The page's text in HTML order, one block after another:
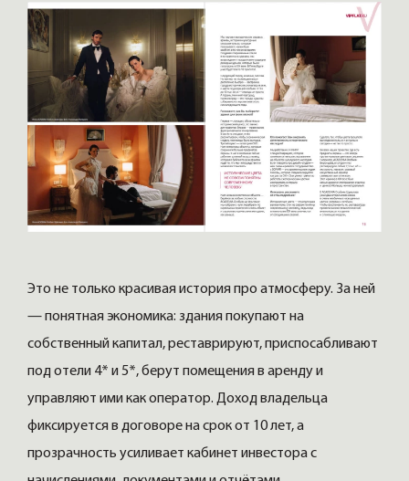
Это не только красивая история про атмосферу. За ней
— понятная экономика: здания покупают на
собственный капитал, реставрируют, приспосабливают
под отели 4* и 5*, берут помещения в аренду и
управляют ими как оператор. Доход владельца
фиксируется в договоре на срок от 10 лет, а
прозрачность усиливает кабинет инвестора с